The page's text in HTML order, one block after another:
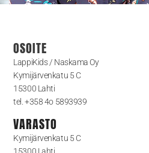
OSOITE
LappiKids / Naskama Oy
Kymijärvenkatu 5 C
15300 Lahti
tel. +358 4o 5893939
VARASTO
Kymijärvenkatu 5 C